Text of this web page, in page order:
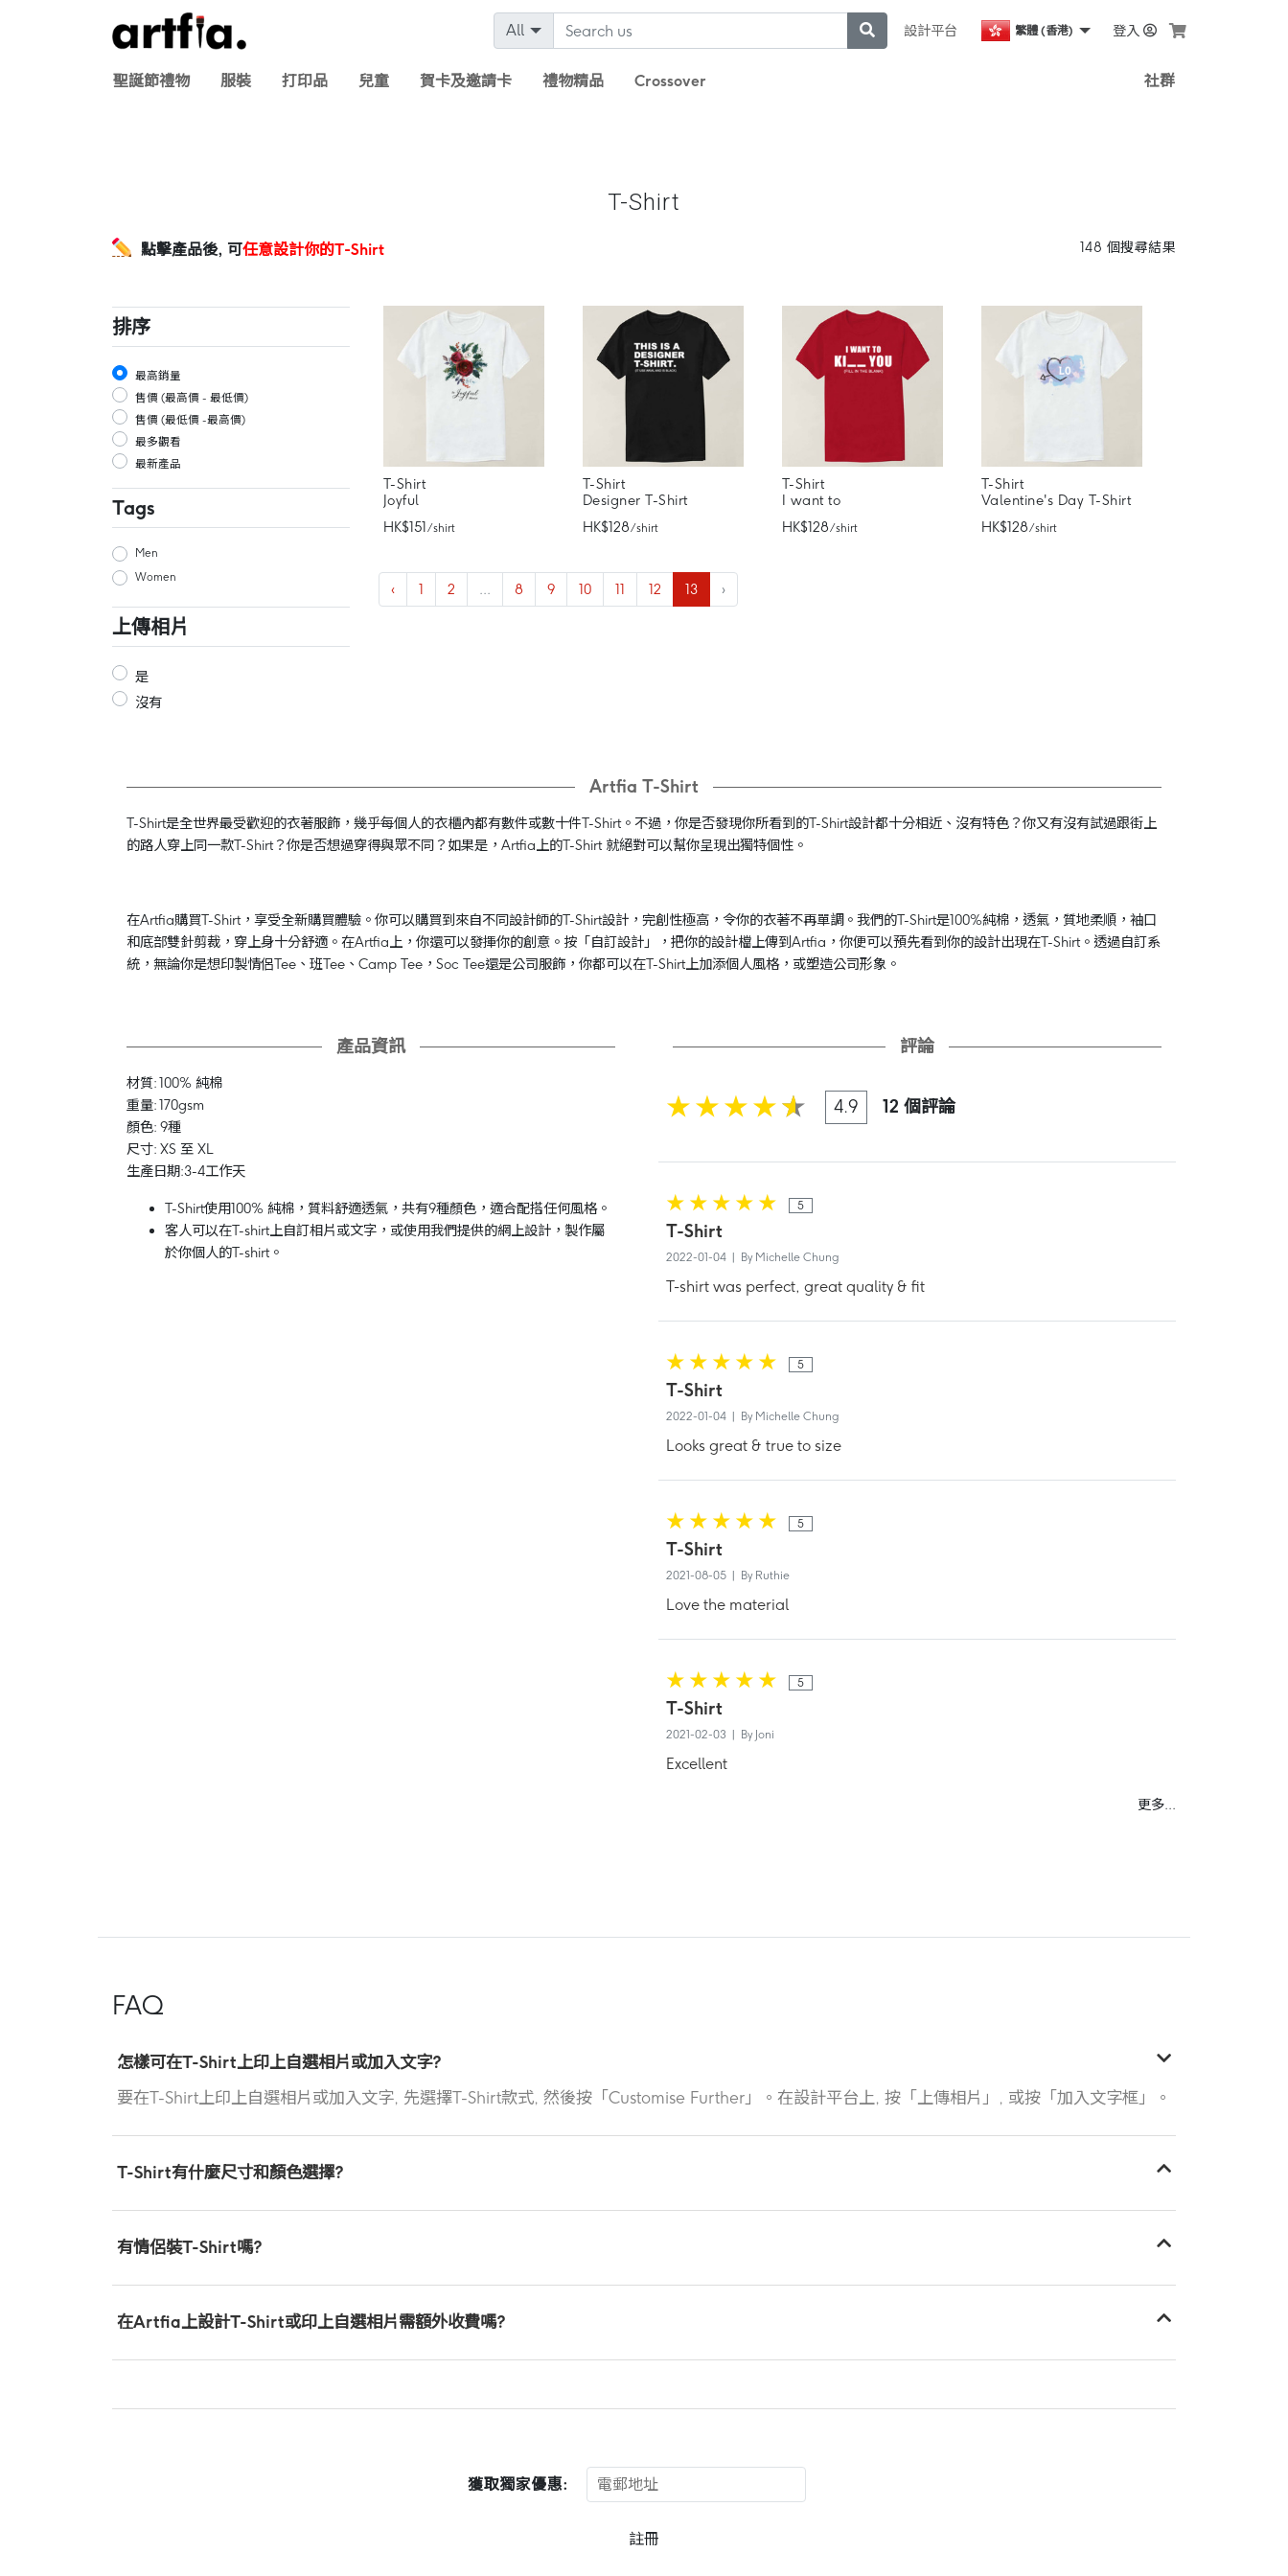
All 設計平台 繁體 (香港) 登入
聖誕節禮物 服裝 打印品 兒童 賀卡及邀請卡 禮物精品 Crossover 社群
T-Shirt
點擊產品後, 可任意設計你的T-Shirt 148 個搜尋結果
排序
最高銷量
售價 (最高價 - 最低價)
售價 (最低價 -最高價)
最多觀看
最新產品
Tags
Men
Women
上傳相片
是
沒有
T-Shirt
Joyful
HK$151/ shirt
T-Shirt
Designer T-Shirt
HK$128/ shirt
T-Shirt
I want to
HK$128/ shirt
T-Shirt
Valentine's Day T-Shirt
HK$128/ shirt
‹ 1 2 ... 8 9 10 11 12 13 ›
Artfia T-Shirt
T-Shirt是全世界最受歡迎的衣著服飾，幾乎每個人的衣櫃內都有數件或數十件T-Shirt。不過，你是否發現你所看到的T-Shirt設計都十分相近、沒有特色？你又有沒有試過跟街上
的路人穿上同一款T-Shirt？你是否想過穿得與眾不同？如果是，Artfia上的T-Shirt 就絕對可以幫你呈現出獨特個性。
在Artfia購買T-Shirt，享受全新購買體驗。你可以購買到來自不同設計師的T-Shirt設計，完創性極高，令你的衣著不再單調。我們的T-Shirt是100%純棉，透氣，質地柔順，袖口
和底部雙針剪裁，穿上身十分舒適。在Artfia上，你還可以發揮你的創意。按「自訂設計」，把你的設計檔上傳到Artfia，你便可以預先看到你的設計出現在T-Shirt。透過自訂系
統，無論你是想印製情侶Tee、班Tee、Camp Tee，Soc Tee還是公司服飾，你都可以在T-Shirt上加添個人風格，或塑造公司形象。
產品資訊
材質: 100% 純棉
重量: 170gsm
顏色: 9種
尺寸: XS 至 XL
生產日期:3-4工作天
T-Shirt使用100% 純棉，質料舒適透氣，共有9種顏色，適合配搭任何風格。
客人可以在T-shirt上自訂相片或文字，或使用我們提供的網上設計，製作屬
於你個人的T-shirt。
評論
4.9 12 個評論
5
T-Shirt
2022-01-04 | By Michelle Chung
T-shirt was perfect, great quality & fit
5
T-Shirt
2022-01-04 | By Michelle Chung
Looks great & true to size
5
T-Shirt
2021-08-05 | By Ruthie
Love the material
5
T-Shirt
2021-02-03 | By Joni
Excellent
更多...
FAQ
怎樣可在T-Shirt上印上自選相片或加入文字?
要在T-Shirt上印上自選相片或加入文字, 先選擇T-Shirt款式, 然後按「Customise Further」。在設計平台上, 按「上傳相片」, 或按「加入文字框」。
T-Shirt有什麼尺寸和顏色選擇?
有情侶裝T-Shirt嗎?
在Artfia上設計T-Shirt或印上自選相片需額外收費嗎?
獲取獨家優惠:
註冊